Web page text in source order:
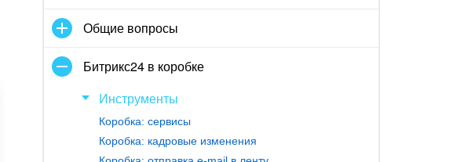
Общие вопросы
Битрикс24 в коробке
Инструменты
Коробка: сервисы
Коробка: кадровые изменения